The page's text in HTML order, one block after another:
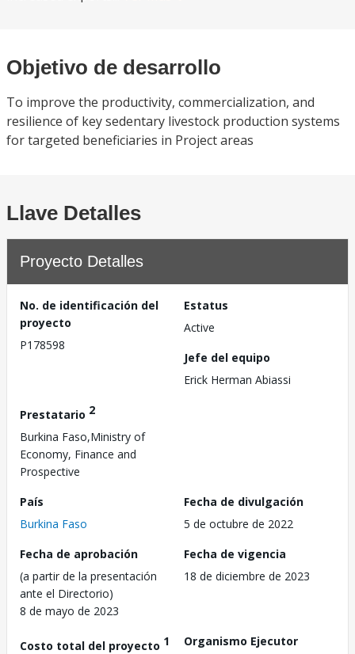
Objetivo de desarrollo
To improve the productivity, commercialization, and
resilience of key sedentary livestock production systems
for targeted beneficiaries in Project areas
Llave Detalles
Proyecto Detalles
No. de identificación del
proyecto
P178598
Estatus
Active
Jefe del equipo
Erick Herman Abiassi
Prestatario 2
Burkina Faso,Ministry of
Economy, Finance and
Prospective
País
Burkina Faso
Fecha de divulgación
5 de octubre de 2022
Fecha de aprobación
(a partir de la presentación
ante el Directorio)
8 de mayo de 2023
Fecha de vigencia
18 de diciembre de 2023
Costo total del proyecto 1
Organismo Ejecutor